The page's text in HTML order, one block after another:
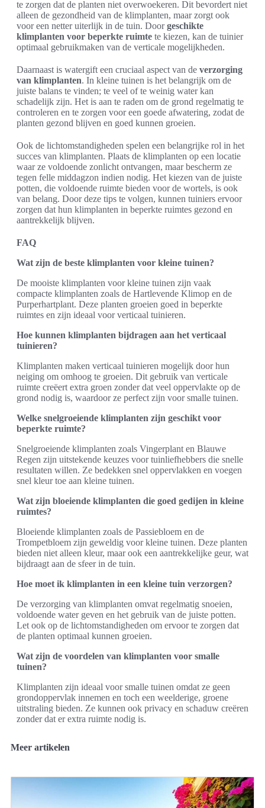
te zorgen dat de planten niet overwoekeren. Dit bevordert niet
alleen de gezondheid van de klimplanten, maar zorgt ook
voor een netter uiterlijk in de tuin. Doorgeschikte
klimplanten voor beperkte ruimte te kiezen, kan de tuinier
optimaal gebruikmaken van de verticale mogelijkheden.
Daarnaast is watergift een cruciaal aspect van de verzorging
van klimplanten. In kleine tuinen is het belangrijk om de
juiste balans te vinden; te veel of te weinig water kan
schadelijk zijn. Het is aan te raden om de grond regelmatig te
controleren en te zorgen voor een goede afwatering, zodat de
planten gezond blijven en goed kunnen groeien.
Ook de lichtomstandigheden spelen een belangrijke rol in het
succes van klimplanten. Plaats de klimplanten op een locatie
waar ze voldoende zonlicht ontvangen, maar bescherm ze
tegen felle middagzon indien nodig. Het kiezen van de juiste
potten, die voldoende ruimte bieden voor de wortels, is ook
van belang. Door deze tips te volgen, kunnen tuiniers ervoor
zorgen dat hun klimplanten in beperkte ruimtes gezond en
aantrekkelijk blijven.
FAQ
Wat zijn de beste klimplanten voor kleine tuinen?
De mooiste klimplanten voor kleine tuinen zijn vaak
compacte klimplanten zoals de Hartlevende Klimop en de
Purperhartplant. Deze planten groeien goed in beperkte
ruimtes en zijn ideaal voor verticaal tuinieren.
Hoe kunnen klimplanten bijdragen aan het verticaal
tuinieren?
Klimplanten maken verticaal tuinieren mogelijk door hun
neiging om omhoog te groeien. Dit gebruik van verticale
ruimte creëert extra groen zonder dat veel oppervlakte op de
grond nodig is, waardoor ze perfect zijn voor smalle tuinen.
Welke snelgroeiende klimplanten zijn geschikt voor
beperkte ruimte?
Snelgroeiende klimplanten zoals Vingerplant en Blauwe
Regen zijn uitstekende keuzes voor tuinliefhebbers die snelle
resultaten willen. Ze bedekken snel oppervlakken en voegen
snel kleur toe aan kleine tuinen.
Wat zijn bloeiende klimplanten die goed gedijen in kleine
ruimtes?
Bloeiende klimplanten zoals de Passiebloem en de
Trompetbloem zijn geweldig voor kleine tuinen. Deze planten
bieden niet alleen kleur, maar ook een aantrekkelijke geur, wat
bijdraagt aan de sfeer in de tuin.
Hoe moet ik klimplanten in een kleine tuin verzorgen?
De verzorging van klimplanten omvat regelmatig snoeien,
voldoende water geven en het gebruik van de juiste potten.
Let ook op de lichtomstandigheden om ervoor te zorgen dat
de planten optimaal kunnen groeien.
Wat zijn de voordelen van klimplanten voor smalle
tuinen?
Klimplanten zijn ideaal voor smalle tuinen omdat ze geen
grondoppervlak innemen en toch een weelderige, groene
uitstraling bieden. Ze kunnen ook privacy en schaduw creëren
zonder dat er extra ruimte nodig is.
Meer artikelen